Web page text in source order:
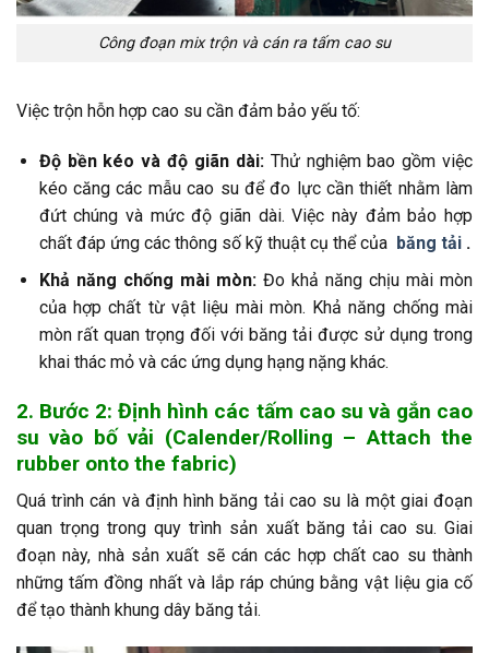
Công đoạn mix trộn và cán ra tấm cao su
Việc trộn hỗn hợp cao su cần đảm bảo yếu tố:
Độ bền kéo và độ giãn dài:Thử nghiệm bao gồm việc
kéo căng các mẫu cao su để đo lực cần thiết nhằm làm
đứt chúng và mức độ giãn dài. Việc này đảm bảo hợp
chất đáp ứng các thông số kỹ thuật cụ thể của băng tải .
Khả năng chống mài mòn:Đo khả năng chịu mài mòn
của hợp chất từ ​​vật liệu mài mòn. Khả năng chống mài
mòn rất quan trọng đối với băng tải được sử dụng trong
khai thác mỏ và các ứng dụng hạng nặng khác.
2. Bước 2: Định hình các tấm cao su và gắn cao
su vào bố vải (Calender/Rolling – Attach the
rubber onto the fabric)
Quá trình cán và định hình băng tải cao su là một giai đoạn
quan trọng trong quy trình sản xuất băng tải cao su. Giai
đoạn này, nhà sản xuất sẽ cán các hợp chất cao su thành
những tấm đồng nhất và lắp ráp chúng bằng vật liệu gia cố
để tạo thành khung dây băng tải.